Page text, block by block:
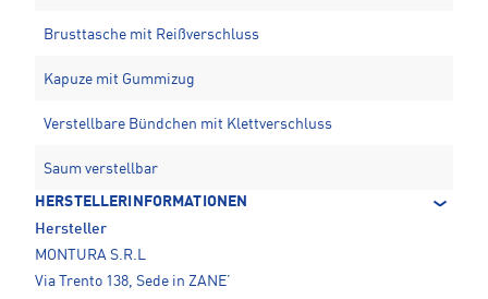
Brusttasche mit Reißverschluss
Kapuze mit Gummizug
Verstellbare Bündchen mit Klettverschluss
Saum verstellbar
HERSTELLERINFORMATIONEN
Hersteller
MONTURA S.R.L
Via Trento 138, Sede in ZANE’